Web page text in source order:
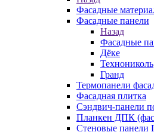
Фасадные
Фасадные панели
Назад
Фасадные
Дёке
Технониколь
Гранд
Термопанели
Фасадная плитка
Сэндвич-панели
Планкен ДПК
Стеновые